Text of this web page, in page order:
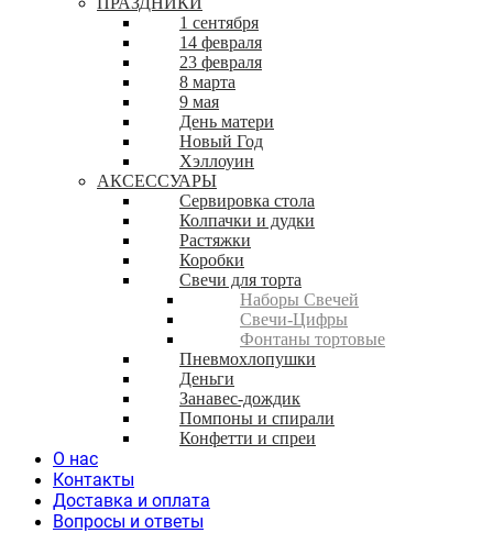
1 сентября
14 февраля
23 февраля
8 марта
9 мая
День матери
Новый Год
Хэллоуин
АКСЕССУАРЫ
Сервировка стола
Колпачки и дудки
Растяжки
Коробки
Свечи для торта
Наборы Свечей
Свечи-Цифры
Фонтаны тортовые
Пневмохлопушки
Деньги
Занавес-дождик
Помпоны и спирали
Конфетти и спреи
О нас
Контакты
Доставка и оплата
Вопросы и ответы